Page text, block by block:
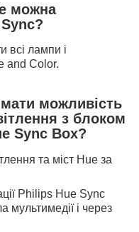
можна
всі лампи і
and Color.
можливість
з блоком
Sync Box?
та міст Hue за
Philips Hue Sync
мультимедії і через